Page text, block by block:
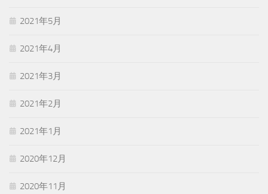
2021年5月
2021年4月
2021年3月
2021年2月
2021年1月
2020年12月
2020年11月